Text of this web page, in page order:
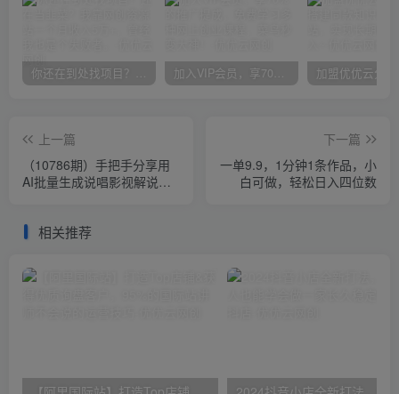
你还在到处找项目？还在当韭菜？我靠网创资源站一个月收入5万+，曾经我也是个失败者。 加入VIP会员，享70%的推广提成，免费学习多种网上创业课程，菜鸟秒变大神！
上一篇
（10786期）手把手分享用
AI批量生成说唱影视解说视
下一篇
一单9.9，1分钟1条作品，小
白可做，轻松日入四位数
相关推荐